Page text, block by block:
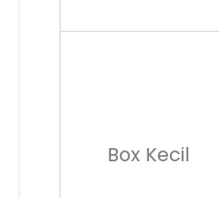
Box Kecil